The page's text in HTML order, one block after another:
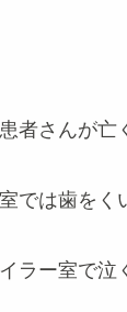
者さんが亡
では歯をく
ラー室で泣